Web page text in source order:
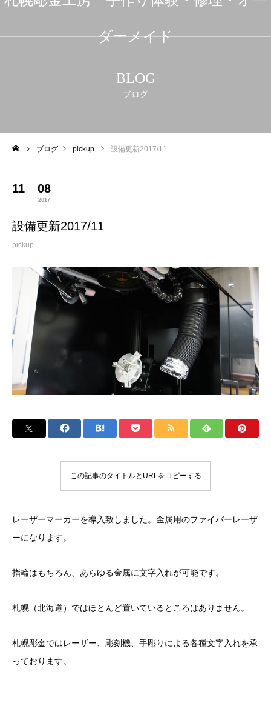
ダーメイド
BLOG
ブログ
ブログ pickup 設備更新2017/11
11 08
2017
設備更新2017/11
pickup
この記事のタイトルとURLをコピーする
レーザーマーカーを導入致しました。金属用のファイバーレーザ
ーになります。
指輪はもちろん、あらゆる金属に文字入れが可能です。
札幌（北海道）ではほとんど置いているところはありません。
札幌彫金ではレーザー、彫刻機、手彫りによる各種文字入れを承
っております。